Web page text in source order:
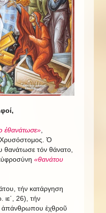
ἐθανάτωσε»
Χρυσόστομος. Ὁ
θανάτωσε τόν θάνατο,
εὐφροσύνη «θανάτου
τήν κατάργηση
ιε΄, 26), τήν
ἀπάνθρωπου ἐχθροῦ